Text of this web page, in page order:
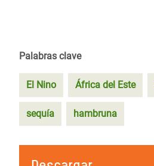
Palabras clave
El Nino África del Este
sequía hambruna